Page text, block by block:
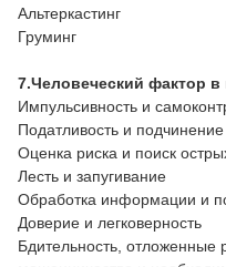
Альтеркастинг
Груминг
7.Человеческий фактор
Импульсивность и
Податливость и подчинение
Оценка риска и поиск
Лесть и запугивание
Обработка информации и
Доверие и легковерность
Бдительность,